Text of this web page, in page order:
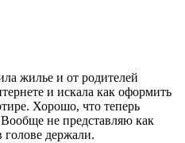
жилье и от родителей
и искала как оформить
Хорошо, что теперь
не представляю как
голове держали.